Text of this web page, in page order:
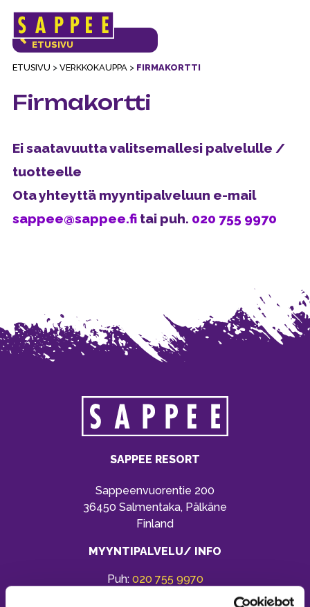
Päävalikko
ETUSIVU > VERKKOKAUPPA> FIRMAKORTTI
VERKKOKAUPAN
ETUSIVU
Firmakortti
Ei saatavuutta valitsemallesi palvelulle /
tuotteelle
Ota yhteyttä myyntipalveluun e-mail
sappee@sappee.fitai puh. 020 755 9970
SAPPEE RESORT
Sappeenvuorentie 200
36450 Salmentaka, Pälkäne
Finland
MYYNTIPALVELU/ INFO
Puh: 020 755 9970